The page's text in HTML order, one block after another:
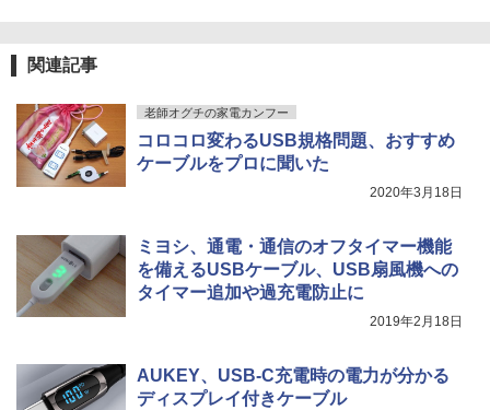
関連記事
老師オグチの家電カンフー
コロコロ変わるUSB規格問題、おすすめ
ケーブルをプロに聞いた
2020年3月18日
ミヨシ、通電・通信のオフタイマー機能
を備えるUSBケーブル、USB扇風機への
タイマー追加や過充電防止に
2019年2月18日
AUKEY、USB-C充電時の電力が分かる
ディスプレイ付きケーブル